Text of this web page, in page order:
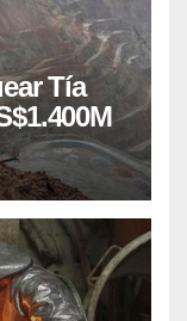
Tía